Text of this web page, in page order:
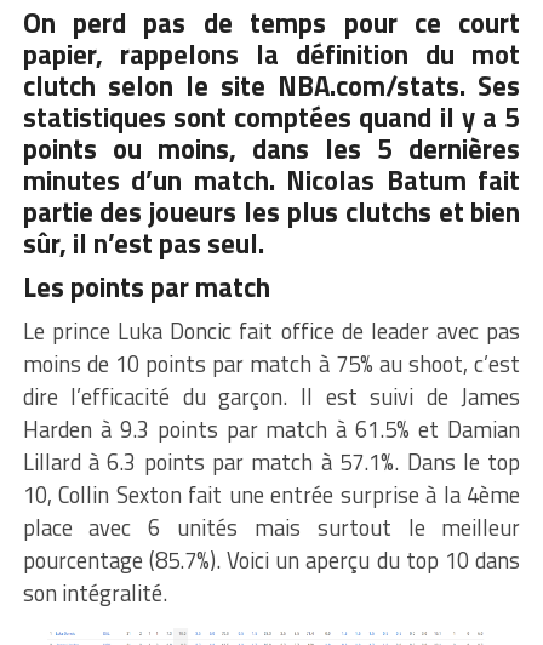
On perd pas de temps pour ce court
papier, rappelons la définition du mot
clutch selon le site NBA.com/stats. Ses
statistiques sont comptées quand il y a 5
points ou moins, dans les 5 dernières
minutes d’un match. Nicolas Batum fait
partie des joueurs les plus clutchs et bien
sûr, il n’est pas seul.
Les points par match
Le prince Luka Doncic fait office de leader avec pas
moins de 10 points par match à 75% au shoot, c’est
dire l’efficacité du garçon. Il est suivi de James
Harden à 9.3 points par match à 61.5% et Damian
Lillard à 6.3 points par match à 57.1%. Dans le top
10, Collin Sexton fait une entrée surprise à la 4ème
place avec 6 unités mais surtout le meilleur
pourcentage (85.7%). Voici un aperçu du top 10 dans
son intégralité.